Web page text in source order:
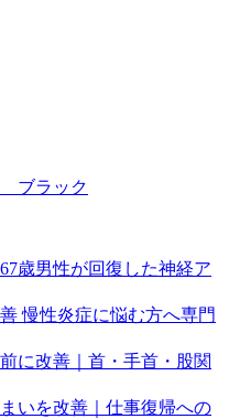
ブラック
歳男性が回復した神経ア
慢性炎症に悩む方へ専門
に改善｜首・手首・股関
いを改善｜仕事復帰への